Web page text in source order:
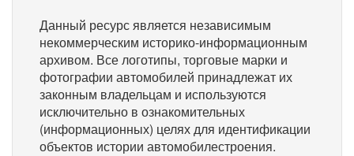
Данный ресурс является независимым
некоммерческим историко-информационным
архивом. Все логотипы, торговые марки и
фотографии автомобилей принадлежат их
законным владельцам и используются
исключительно в ознакомительных
(информационных) целях для идентификации
объектов истории автомобилестроения.